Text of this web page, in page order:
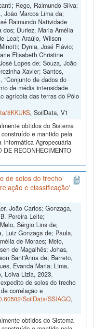
Rego, Raimundo Silva;
João Marcos Lima da;
Raimundo Natividade
dos; Duriez, Maria Amélia
Leal; Araújo, Wilson
Dynia, José Flávio;
Elisabeth Christine
Lopes de; Souza, João
Xavier; Santos,
"Conjunto de dados do
de média intensidade
agrícola das terras do Pólo
8KKUKS, SoilData, V1
obtidos do Sistema
e mantido pela
Informática Agropecuária
DE RECONHECIMENTO
de solos do trecho
e classificação'
João Carlos; Gonzaga,
Pereira Leite;
Sérgio Lins de;
Luiz Gonzaga de; Paula,
de Moraes; Melo,
de Magalhẽs; Johas,
Sant'Anna de; Barreto,
Evanda Maria; Lima,
Loiva Lizia, 2023,
de solos do trecho
correlação e
SoilData/SSIAGO,
obtidos do Sistema